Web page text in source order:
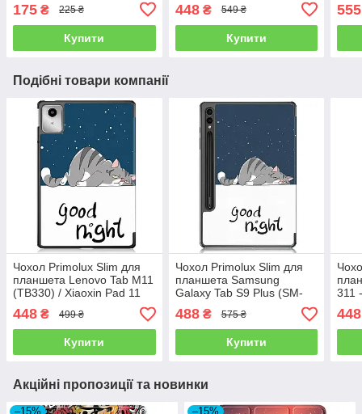
175 ₴ 225 ₴
Купити
448₴ 549 ₴
Купити
555
Подібні товари компанії
Чохол Primolux Slim для
планшета Lenovo Tab M11
(TB330) / Xiaoxin Pad 11
2024 (TB331) - Good Night
448 ₴ 499 ₴
Купити
Чохол Primolux Slim для
планшета Samsung
Galaxy Tab S9 Plus (SM-
X810 / SM-X816) 12.4" -
Good Night
488₴ 575 ₴
Купити
311
448
Акційні пропозиції та новинки
–15% –15%